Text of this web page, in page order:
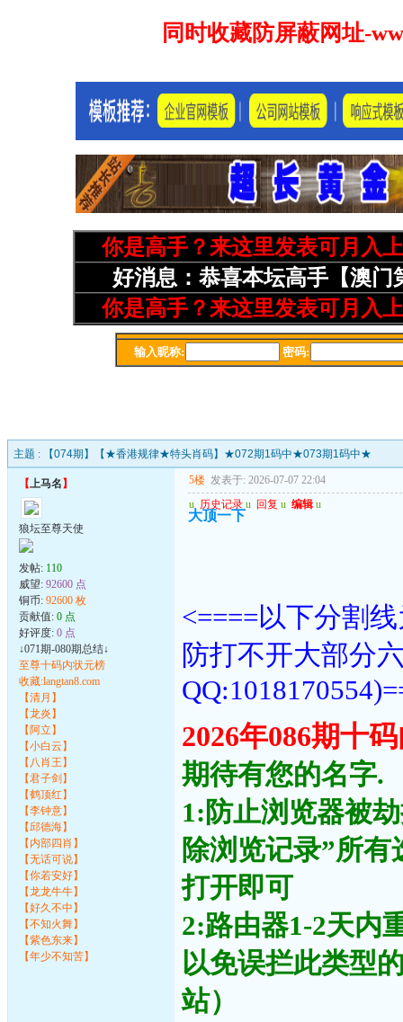
主题 : 【074期】【★香港规律★特头肖码】★072期1码中★073期1码中★
【上马名 】
狼坛至尊天使
发帖: 110
威望: 92600 点
铜币: 92600 枚
贡献值: 0 点
好评度: 0 点
↓071期-080期总结↓
至尊十码内状元榜
收藏:langtan8.com
【清月】
【龙炎】
【阿立】
【小白云】
【八肖王】
【君子剑】
【鹤顶红】
【李钟意】
【邱德海】
【内部四肖】
【无话可说】
【你若安好】
【龙龙牛牛】
【好久不中】
【不知火舞】
【紫色东来】
【年少不知苦】
5楼 发表于: 2026-07-07 22:04
u 历史记录 u 回复 u 编辑 u
大顶一下
<====以下分割
防打不开大部分
2026年086期十
期待有您的名字.
1:防止浏览器被
除浏览记录”所
打开即可
2:路由器1-2天内
以免误拦此类型
站）